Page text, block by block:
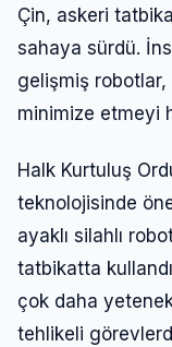
Çin, askeri
sahaya sürdü.
gelişmiş robotlar,
minimize etmeyi
Halk Kurtuluş
teknolojisinde
ayaklı silahlı
tatbikatta
çok daha
tehlikeli